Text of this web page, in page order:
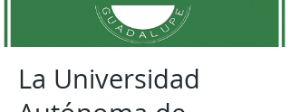
La Universidad